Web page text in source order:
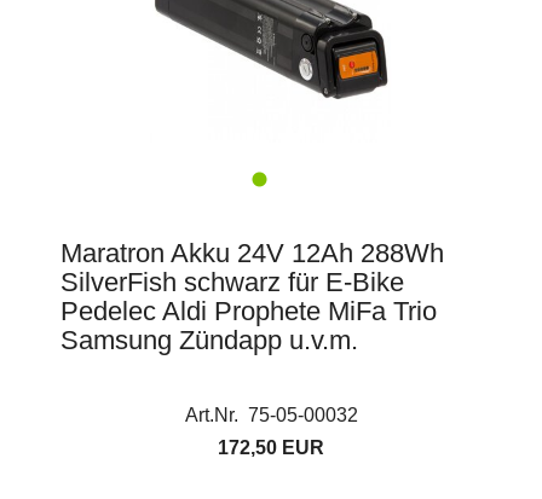
Maratron Akku 24V 12Ah 288Wh
SilverFish schwarz für E-Bike
Pedelec Aldi Prophete MiFa Trio
Samsung Zündapp u.v.m.
Art.Nr. 75-05-00032
172,50 EUR